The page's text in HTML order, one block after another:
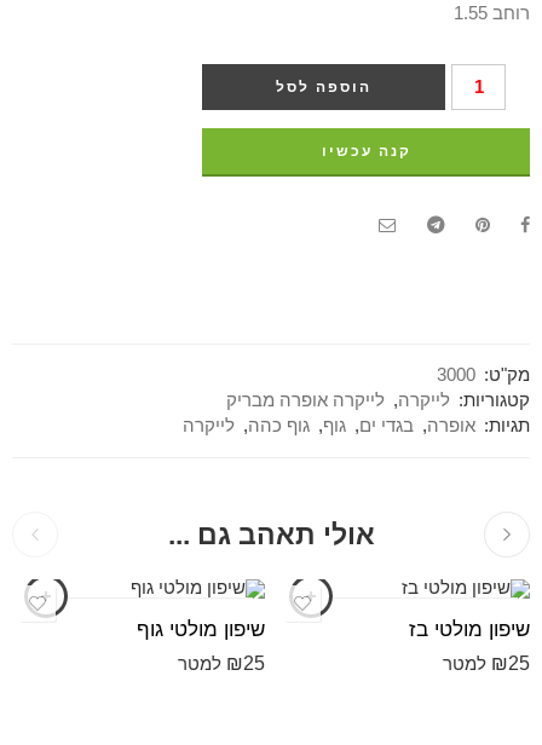
רוחב 1.55
הוספה לסל
קנה עכשיו
מק"ט: 3000
קטגוריות: לייקרה, לייקרה אופרה מבריק
תגיות: אופרה, בגדי ים, גוף, גוף כהה, לייקרה
אולי תאהב גם ...
שיפון מולטי בז
₪25 למטר
שיפון מולטי גוף
₪25 למטר